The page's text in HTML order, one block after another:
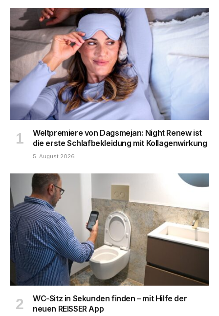
Weltpremiere von Dagsmejan: Night Renew ist
die erste Schlafbekleidung mit Kollagenwirkung
5. August 2026
WC-Sitz in Sekunden finden – mit Hilfe der
neuen REISSER App